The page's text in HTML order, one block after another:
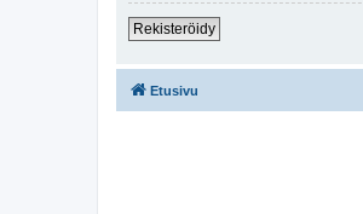
Rekisteröidy
Etusivu